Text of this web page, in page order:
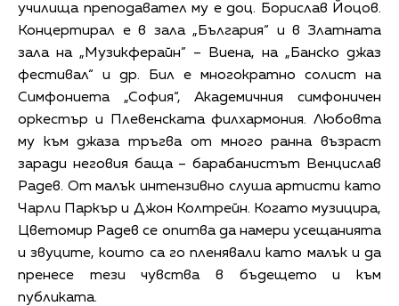
училища преподавател му е доц. Борислав Йоцов.
Концертирал е в зала „България“ и в Златната
зала на „Музикферайн” – Виена, на „Банско джаз
фестивал“ и др. Бил е многократно солист на
Симфониета „София“, Академичния симфоничен
оркестър и Плевенската филхармония. Любовта
му към джаза тръгва от много ранна възраст
заради неговия баща – барабанистът Венцислав
Радев. От малък интензивно слуша артисти като
Чарли Паркър и Джон Колтрейн. Когато музицира,
Цветомир Радев се опитва да намери усещанията
и звуците, които са го пленявали като малък и да
пренесе тези чувства в бъдещето и към
публиката.